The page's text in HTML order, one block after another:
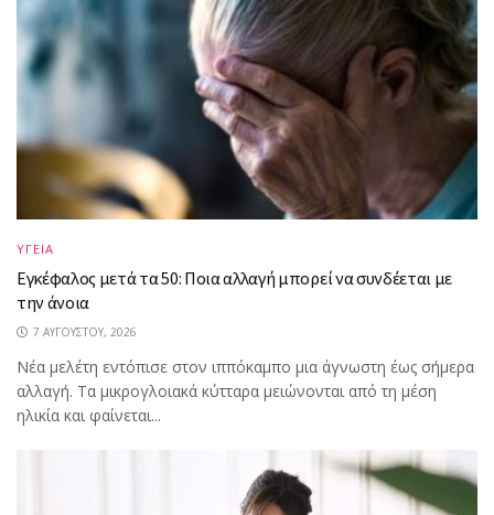
ΥΓΕΙΑ
Εγκέφαλος μετά τα 50: Ποια αλλαγή μπορεί να συνδέεται με
την άνοια
7 ΑΥΓΟΎΣΤΟΥ, 2026
Νέα μελέτη εντόπισε στον ιππόκαμπο μια άγνωστη έως σήμερα
αλλαγή. Τα μικρογλοιακά κύτταρα μειώνονται από τη μέση
ηλικία και φαίνεται...